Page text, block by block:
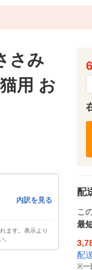
さみ
用 お
内訳を見る
ます。表示より
。
配
こ
最
配
※一